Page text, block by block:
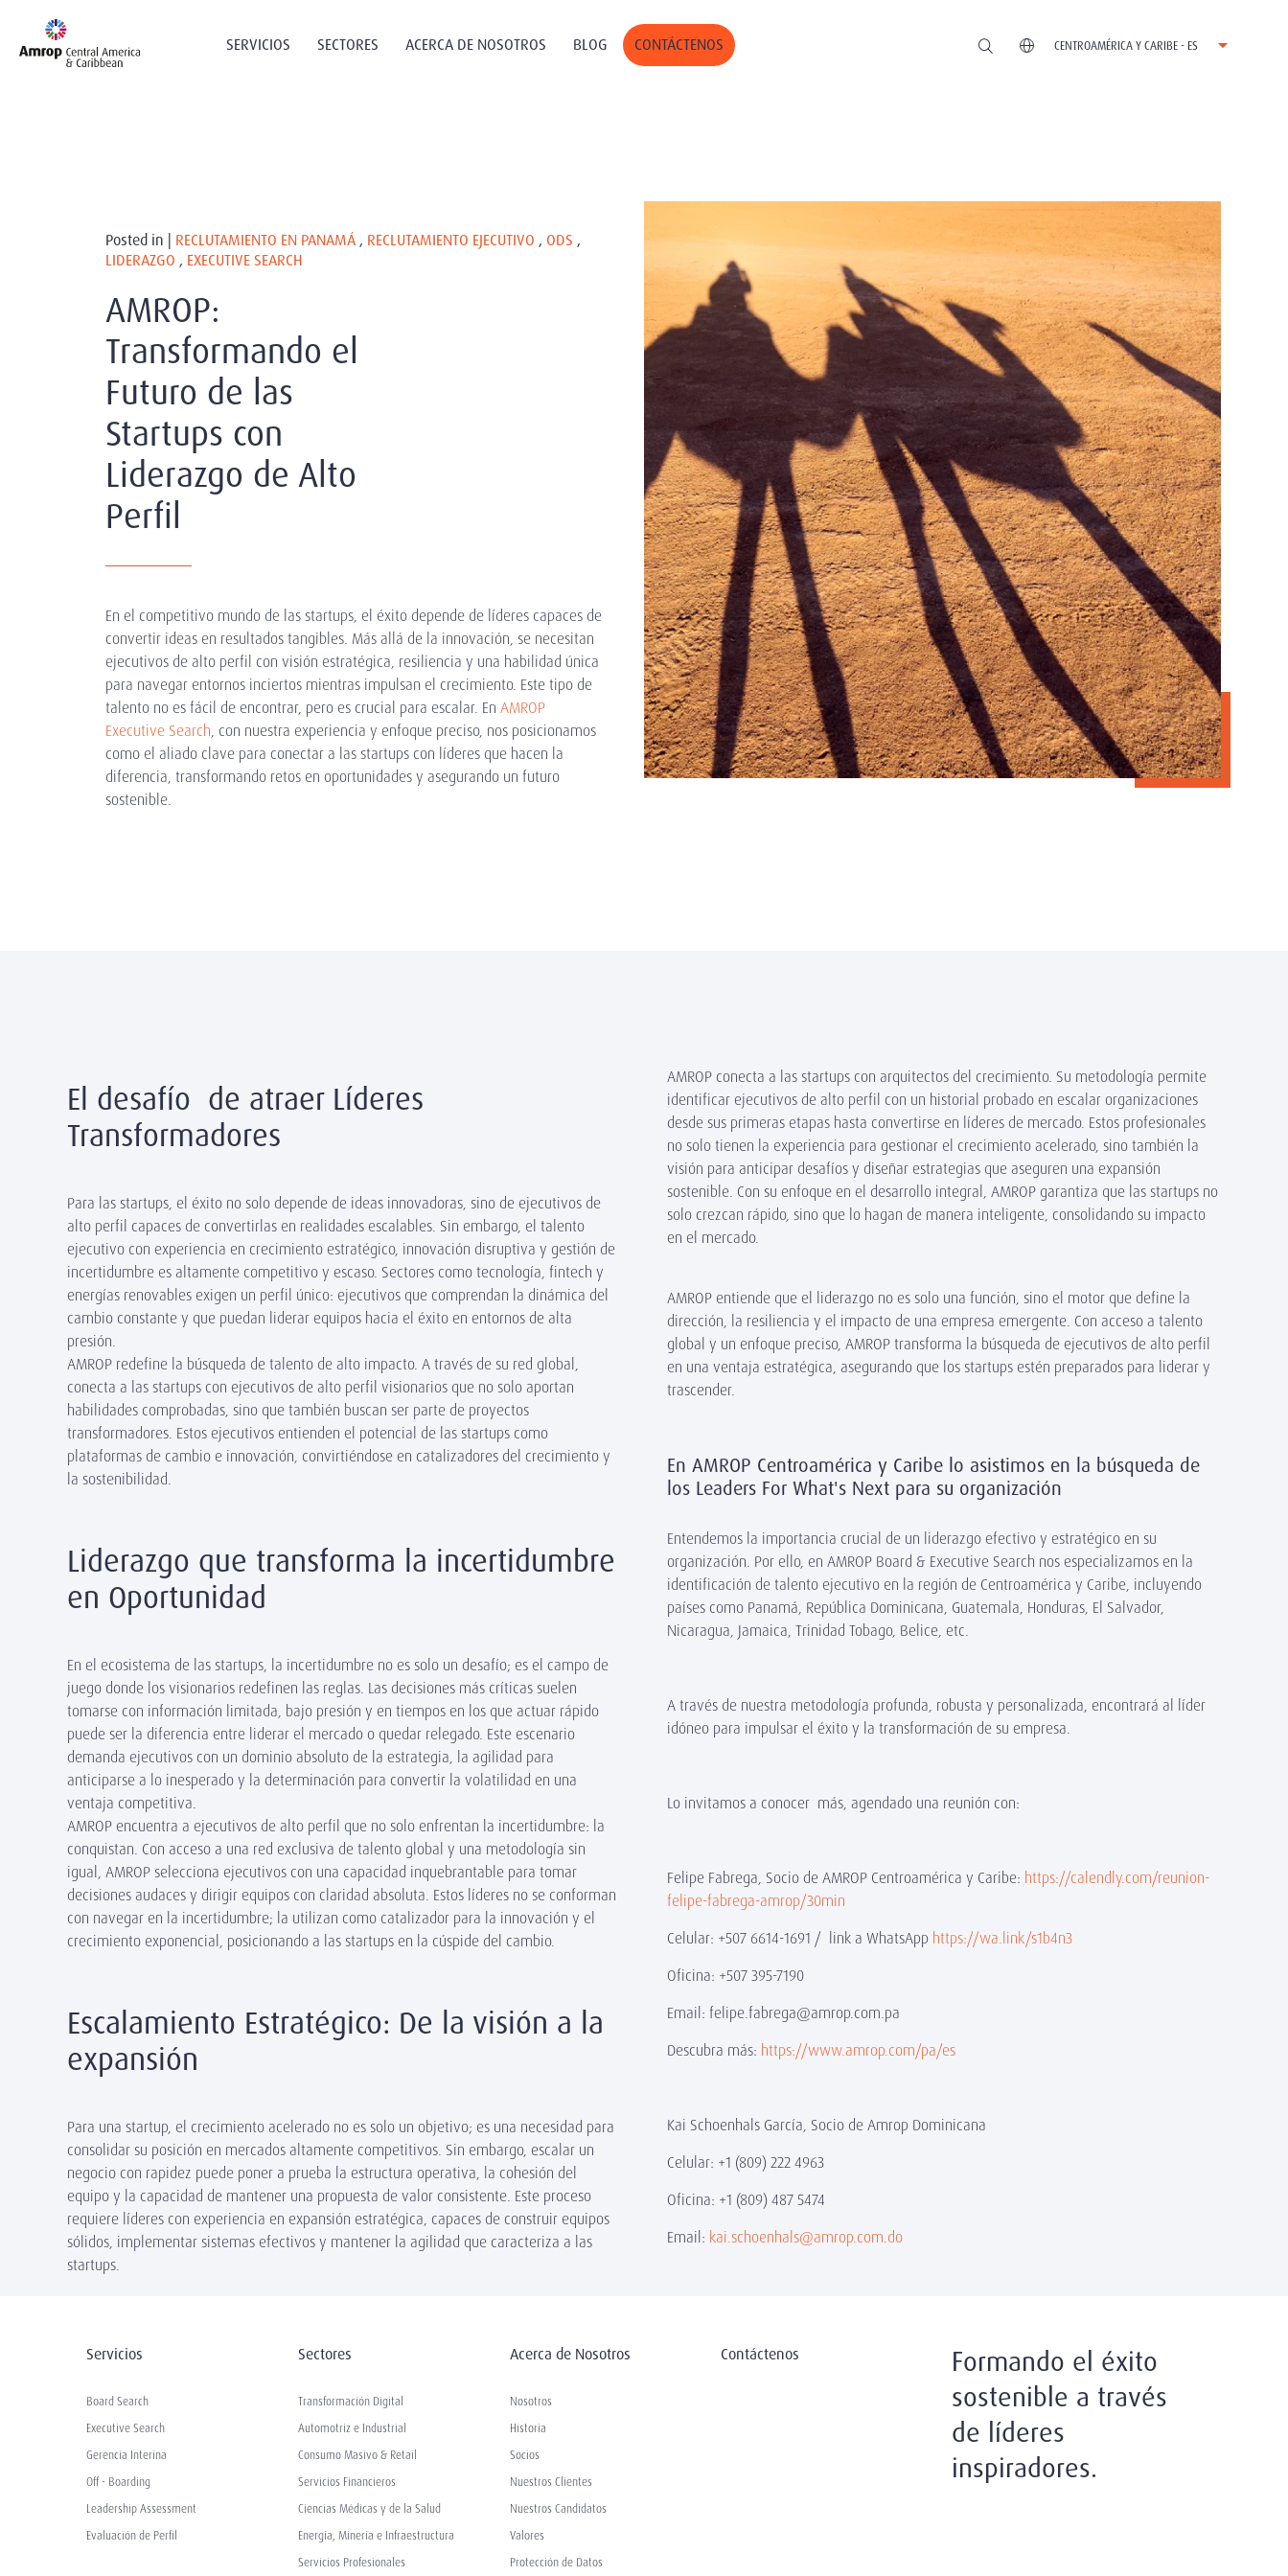
SERVICIOS SECTORES ACERCA DE NOSOTROS BLOG CONTÁCTENOS CENTROAMÉRICA Y CARIBE - ES
Posted in | RECLUTAMIENTO EN PANAMÁ , RECLUTAMIENTO EJECUTIVO , ODS ,
LIDERAZGO , EXECUTIVE SEARCH
AMROP:
Transformando el
Futuro de las
Startups con
Liderazgo de Alto
Perfil
En el competitivo mundo de las startups, el éxito depende de líderes capaces de
convertir ideas en resultados tangibles. Más allá de la innovación, se necesitan
ejecutivos de alto perfil con visión estratégica, resiliencia y una habilidad única
para navegar entornos inciertos mientras impulsan el crecimiento. Este tipo de
talento no es fácil de encontrar, pero es crucial para escalar. En AMROP
Executive Search, con nuestra experiencia y enfoque preciso, nos posicionamos
como el aliado clave para conectar a las startups con líderes que hacen la
diferencia, transformando retos en oportunidades y asegurando un futuro
sostenible.
El desafío de atraer Líderes
Transformadores
Para las startups, el éxito no solo depende de ideas innovadoras, sino de ejecutivos de
alto perfil capaces de convertirlas en realidades escalables. Sin embargo, el talento
ejecutivo con experiencia en crecimiento estratégico, innovación disruptiva y gestión de
incertidumbre es altamente competitivo y escaso. Sectores como tecnología, fintech y
energías renovables exigen un perfil único: ejecutivos que comprendan la dinámica del
cambio constante y que puedan liderar equipos hacia el éxito en entornos de alta
presión.
AMROP redefine la búsqueda de talento de alto impacto. A través de su red global,
conecta a las startups con ejecutivos de alto perfil visionarios que no solo aportan
habilidades comprobadas, sino que también buscan ser parte de proyectos
transformadores. Estos ejecutivos entienden el potencial de las startups como
plataformas de cambio e innovación, convirtiéndose en catalizadores del crecimiento y
la sostenibilidad.
Liderazgo que transforma la incertidumbre
en Oportunidad
En el ecosistema de las startups, la incertidumbre no es solo un desafío; es el campo de
juego donde los visionarios redefinen las reglas. Las decisiones más críticas suelen
tomarse con información limitada, bajo presión y en tiempos en los que actuar rápido
puede ser la diferencia entre liderar el mercado o quedar relegado. Este escenario
demanda ejecutivos con un dominio absoluto de la estrategia, la agilidad para
anticiparse a lo inesperado y la determinación para convertir la volatilidad en una
ventaja competitiva.
AMROP encuentra a ejecutivos de alto perfil que no solo enfrentan la incertidumbre: la
conquistan. Con acceso a una red exclusiva de talento global y una metodología sin
igual, AMROP selecciona ejecutivos con una capacidad inquebrantable para tomar
decisiones audaces y dirigir equipos con claridad absoluta. Estos líderes no se conforman
con navegar en la incertidumbre; la utilizan como catalizador para la innovación y el
crecimiento exponencial, posicionando a las startups en la cúspide del cambio.
Escalamiento Estratégico: De la visión a la
expansión
Para una startup, el crecimiento acelerado no es solo un objetivo; es una necesidad para
consolidar su posición en mercados altamente competitivos. Sin embargo, escalar un
negocio con rapidez puede poner a prueba la estructura operativa, la cohesión del
equipo y la capacidad de mantener una propuesta de valor consistente. Este proceso
requiere líderes con experiencia en expansión estratégica, capaces de construir equipos
sólidos, implementar sistemas efectivos y mantener la agilidad que caracteriza a las
startups.
AMROP conecta a las startups con arquitectos del crecimiento. Su metodología permite
identificar ejecutivos de alto perfil con un historial probado en escalar organizaciones
desde sus primeras etapas hasta convertirse en líderes de mercado. Estos profesionales
no solo tienen la experiencia para gestionar el crecimiento acelerado, sino también la
visión para anticipar desafíos y diseñar estrategias que aseguren una expansión
sostenible. Con su enfoque en el desarrollo integral, AMROP garantiza que las startups no
solo crezcan rápido, sino que lo hagan de manera inteligente, consolidando su impacto
en el mercado.
AMROP entiende que el liderazgo no es solo una función, sino el motor que define la
dirección, la resiliencia y el impacto de una empresa emergente. Con acceso a talento
global y un enfoque preciso, AMROP transforma la búsqueda de ejecutivos de alto perfil
en una ventaja estratégica, asegurando que los startups estén preparados para liderar y
trascender.
En AMROP Centroamérica y Caribe lo asistimos en la búsqueda de
los Leaders For What's Next para su organización
Entendemos la importancia crucial de un liderazgo efectivo y estratégico en su
organización. Por ello, en AMROP Board & Executive Search nos especializamos en la
identificación de talento ejecutivo en la región de Centroamérica y Caribe, incluyendo
países como Panamá, República Dominicana, Guatemala, Honduras, El Salvador,
Nicaragua, Jamaica, Trinidad Tobago, Belice, etc.
A través de nuestra metodología profunda, robusta y personalizada, encontrará al líder
idóneo para impulsar el éxito y la transformación de su empresa.
Lo invitamos a conocer más, agendado una reunión con:
Felipe Fabrega, Socio de AMROP Centroamérica y Caribe: https://calendly.com/reunion-
felipe-fabrega-amrop/30min
Celular: +507 6614-1691 / link a WhatsApp https://wa.link/s1b4n3
Oficina: +507 395-7190
Email: felipe.fabrega@amrop.com.pa
Descubra más: https://www.amrop.com/pa/es
Kai Schoenhals García, Socio de Amrop Dominicana
Celular: +1 (809) 222 4963
Oficina: +1 (809) 487 5474
Email: kai.schoenhals@amrop.com.do
Servicios
Board Search
Executive Search
Gerencia Interina
Off - Boarding
Leadership Assessment
Evaluación de Perfil
Sectores
Transformación Digital
Automotriz e Industrial
Consumo Masivo & Retail
Servicios Financieros
Ciencias Médicas y de la Salud
Energía, Minería e Infraestructura
Servicios Profesionales
Acerca de Nosotros
Nosotros
Historia
Socios
Nuestros Clientes
Nuestros Candidatos
Valores
Protección de Datos
Contáctenos
Formando el éxito
sostenible a través
de líderes
inspiradores.